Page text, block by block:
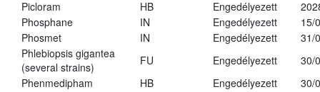
Picloram
HB Engedélyezett
Phosphane
IN Engedélyezett
15/
Phosmet
IN Engedélyezett
31/
Phlebiopsis gigantea
(several strains)
FU Engedélyezett
30/
Phenmedipham
HB Engedélyezett
30/